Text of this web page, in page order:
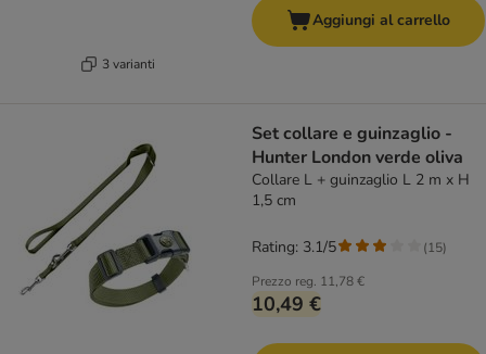
3 varianti
Aggiungi al carrello
Set collare e guinzaglio -
Hunter London verde oliva
Collare L + guinzaglio L 2 m x H
1,5 cm
Prezzo reg. 11,78 €
10,49 €
Rating: 3.1/5 (15)